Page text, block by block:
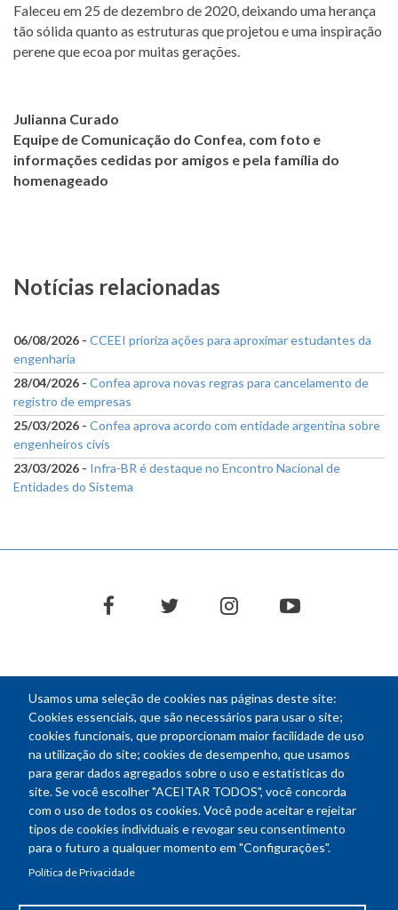
Usamos uma seleção de cookies nas páginas deste site:
Cookies essenciais, que são necessários para usar o site;
cookies funcionais, que proporcionam maior facilidade de uso
na utilização do site; cookies de desempenho, que usamos
para gerar dados agregados sobre o uso e estatísticas do
site. Se você escolher "ACEITAR TODOS", você concorda
com o uso de todos os cookies. Você pode aceitar e rejeitar
tipos de cookies individuais e revogar seu consentimento
para o futuro a qualquer momento em "Configurações".
Política de Privacidade
Faleceu em 25 de dezembro de 2020, deixando uma herança
tão sólida quanto as estruturas que projetou e uma inspiração
perene que ecoa por muitas gerações.
Julianna Curado
Equipe de Comunicação do Confea, com foto e
informações cedidas por amigos e pela família do
homenageado
Notícias relacionadas
06/08/2026 - CCEEI prioriza ações para aproximar estudantes da
engenharia
28/04/2026 - Confea aprova novas regras para cancelamento de
registro de empresas
25/03/2026 - Confea aprova acordo com entidade argentina sobre
engenheiros civis
23/03/2026 - Infra-BR é destaque no Encontro Nacional de
Entidades do Sistema
facebooktwitter instagramyoutube
NEWSLETTER
Endereço: SEPN 508, Bloco A
70740-541 - Brasília-DF